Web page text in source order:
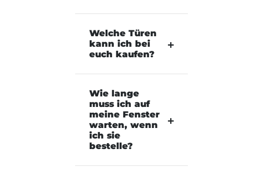
Welche Türen
kann ich bei
euch kaufen?
Wie lange
muss ich auf
meine Fenster
warten, wenn
ich sie
bestelle?